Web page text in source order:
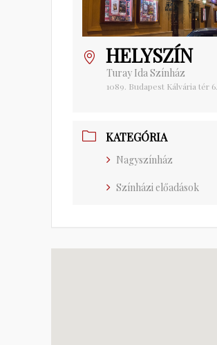
HELYSZÍN
Turay Ida Színház
1089. Budapest Kálvária tér 6.
KATEGÓRIA
Nagyszínház
Színházi előadások